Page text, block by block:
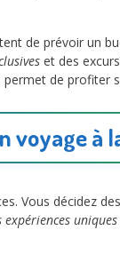
de prévoir un
et des
de profiter
voyage à
Vous décidez
expériences